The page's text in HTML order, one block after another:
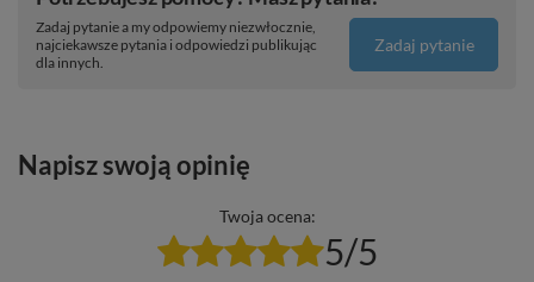
Zadaj pytanie a my odpowiemy niezwłocznie,
najciekawsze pytania i odpowiedzi publikując
dla innych.
Zadaj pytanie
Napisz swoją opinię
Twoja ocena:
5/5